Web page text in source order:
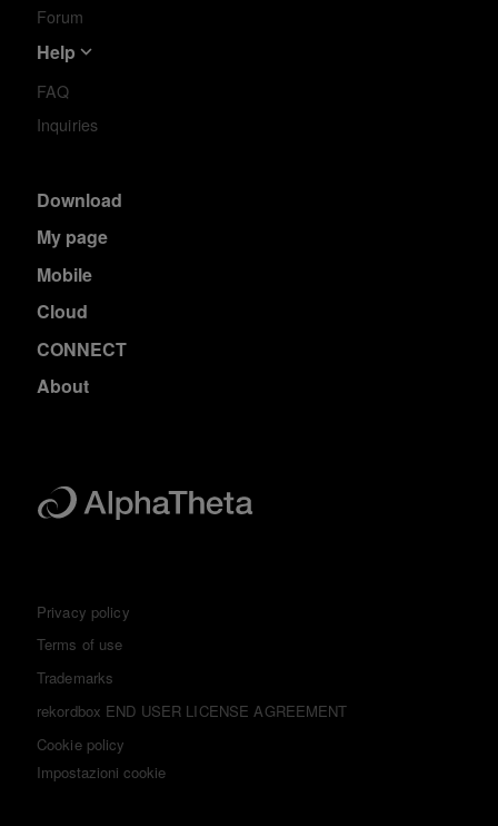
Forum
Help
FAQ
Inquiries
Download
My page
Mobile
Cloud
CONNECT
About
Privacy policy
Terms of use
Trademarks
rekordbox END USER LICENSE AGREEMENT
Cookie policy
Impostazioni cookie